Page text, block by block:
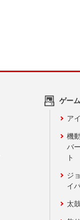
ゲー
ア
機
バ
ト
ジ
イ
太